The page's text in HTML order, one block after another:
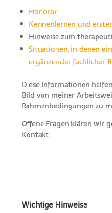
Honorar
Kennenlernen und
Hinweise zum
Situationen, in denen
ergänzender fachlicher
Diese Informationen
Bild von meiner
Rahmenbedingungen zu
Offene Fragen klären wir
Kontakt.
Wichtige Hinweise